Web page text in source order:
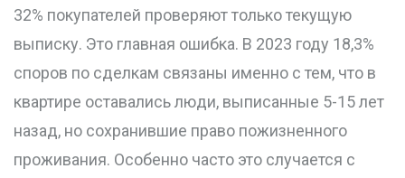
32% покупателей проверяют только текущую
выписку. Это главная ошибка. В 2023 году 18,3%
споров по сделкам связаны именно с тем, что в
квартире оставались люди, выписанные 5-15 лет
назад, но сохранившие право пожизненного
проживания. Особенно часто это случается с